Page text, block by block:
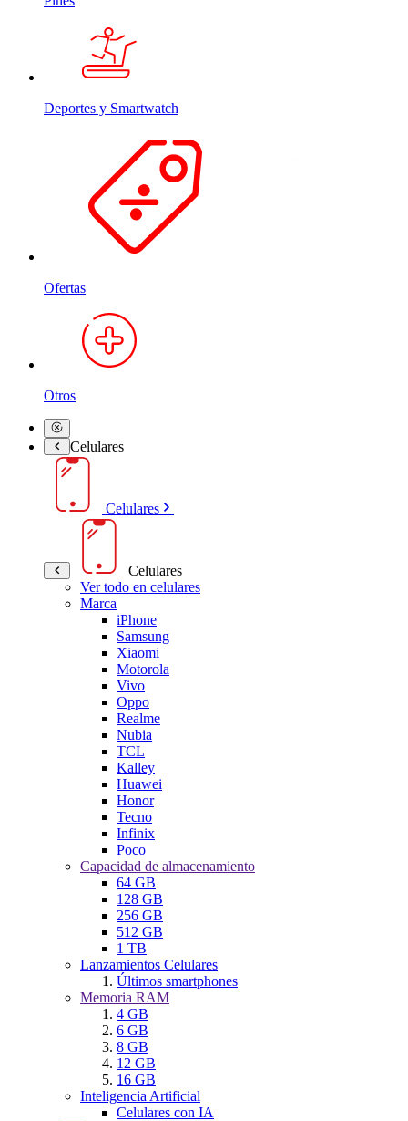
Deportes y Smartwatch
Ofertas
Otros
Celulares
Celulares
Celulares
Ver todo en celulares
Marca
iPhone
Samsung
Xiaomi
Motorola
Vivo
Oppo
Realme
Nubia
TCL
Kalley
Huawei
Honor
Tecno
Infinix
Poco
Capacidad de almacenamiento
64 GB
128 GB
256 GB
512 GB
1 TB
Lanzamientos Celulares
Últimos smartphones
Memoria RAM
4 GB
6 GB
8 GB
12 GB
16 GB
Inteligencia Artificial
Celulares con IA